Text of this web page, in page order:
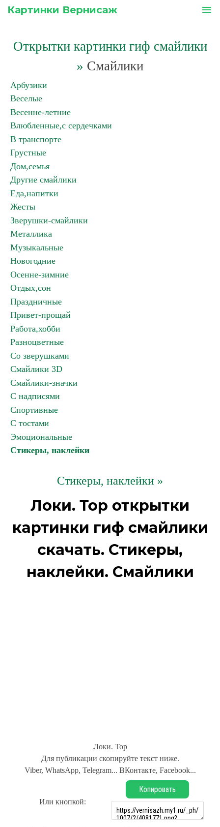
Картинки Вернисаж menu
Открытки картинки гиф смайлики
» Смайлики
Арбузики
Веселые
Весенне-летние
Влюбленные,с сердечками
В транспорте
Грустные
Дом,семья
Другие смайлики
Еда,напитки
Жесты
Зверушки-смайлики
Металлика
Музыкальные
Новогодние
Осенне-зимние
Отдых,сон
Праздничные
Привет-прощай
Работа,хобби
Разноцветные
Со зверушками
Смайлики 3D
Смайлики-значки
С надписями
Спортивные
С тостами
Эмоциональные
Стикеры, наклейки
Стикеры, наклейки »
Локи. Тор открытки
картинки гиф смайлики
скачать. Стикеры,
наклейки. Смайлики
Локи. Тор
Для публикации скопируйте текст ниже.
Viber, WhatsApp, Telegram... ВКонтакте, Facebook...
Или кнопкой:
Копировать